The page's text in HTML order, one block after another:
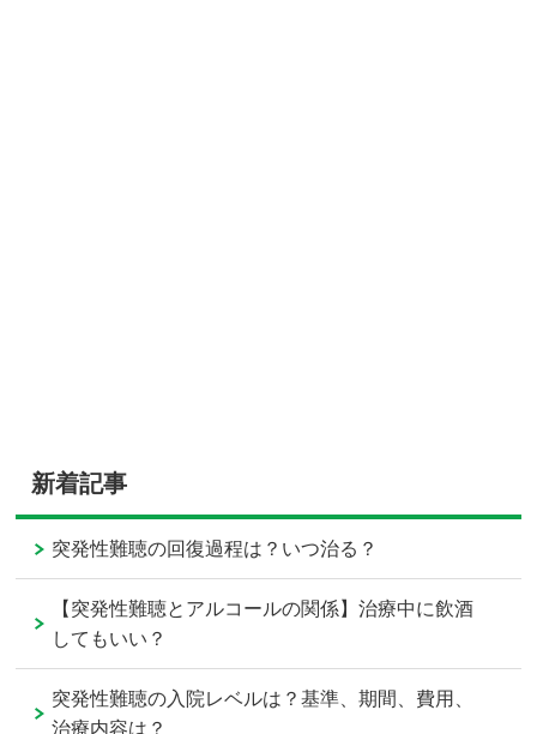
新着記事
突発性難聴の回復過程は？いつ治る？
【突発性難聴とアルコールの関係】治療中に飲酒
してもいい？
突発性難聴の入院レベルは？基準、期間、費用、
治療内容は？